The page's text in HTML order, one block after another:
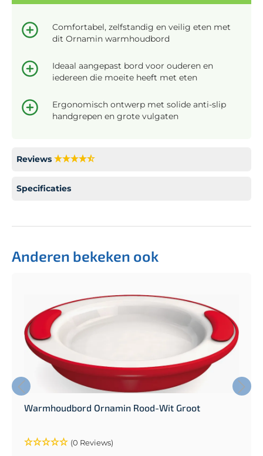
Comfortabel, zelfstandig en veilig eten met
dit Ornamin warmhoudbord
Ideaal aangepast bord voor ouderen en
iedereen die moeite heeft met eten
Ergonomisch ontwerp met solide anti-slip
handgrepen en grote vulgaten
Reviews
Specificaties
Anderen bekeken ook
Warmhoudbord Ornamin Rood-Wit Groot
(0 Reviews)